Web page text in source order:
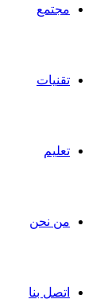
مجتمع
تقنيات
تعليم
من نحن
اتصل بنا